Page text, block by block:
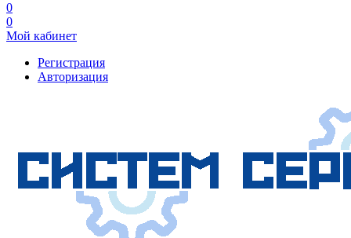
0
0
Мой кабинет
Регистрация
Авторизация